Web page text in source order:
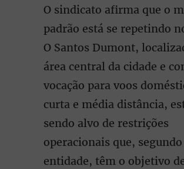
O sindicato afirma que o
padrão está se repetindo
O Santos Dumont,
área central da cidade e
vocação para voos
curta e média distância,
sendo alvo de restrições
operacionais que, segundo
entidade, têm o objetivo